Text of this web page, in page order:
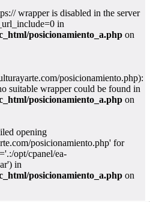
wrapper is disabled in the server
in
posicionamiento_a.php on
posicionamiento.php):
suitable wrapper could be found in
posicionamiento_a.php on
opening
posicionamiento.php' for
opt/cpanel/ea-
in
posicionamiento_a.php on